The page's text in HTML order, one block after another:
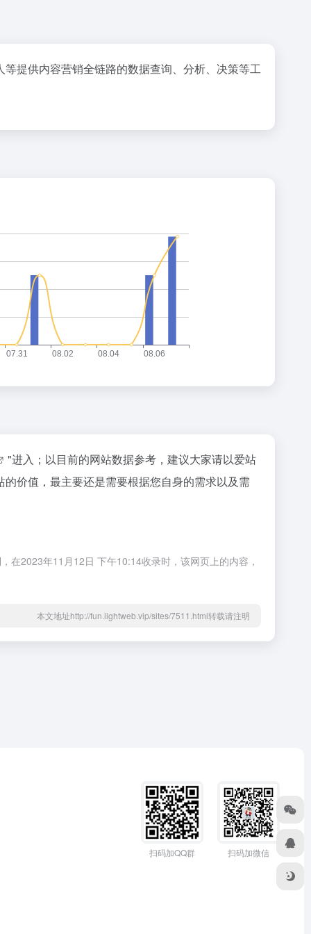
提供内容营销全链路的数据查询、分析、决策等工
"进入；以目前的网站数据参考，建议大家请以爱站
价值，最主要还是需要根据您自身的需求以及需
在2023年11月12日 下午10:14收录时，该网页上的内容，
本文地址http://fun.lightweb.vip/sites/7511.html转载请注明
扫码加QQ群 扫码加微信